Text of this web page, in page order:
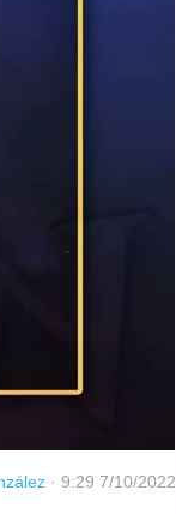
· 9:29 7/10/2022